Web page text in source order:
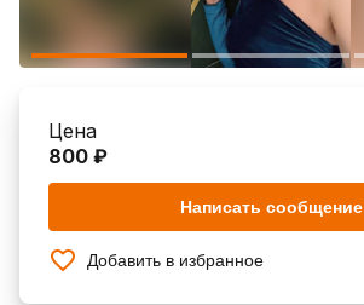
Цена
800 ₽
Написать сообщение
Добавить в избранное